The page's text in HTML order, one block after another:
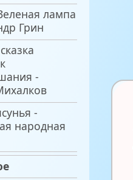
лампа
Грин
-
-
народная